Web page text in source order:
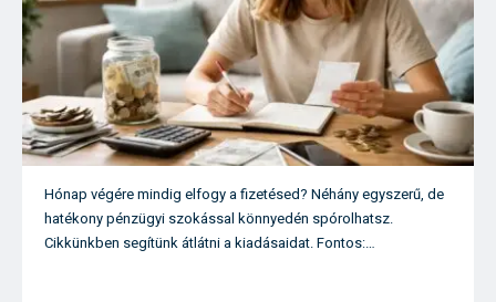
Hónap végére mindig elfogy a fizetésed? Néhány egyszerű, de
hatékony pénzügyi szokással könnyedén spórolhatsz.
Cikkünkben segítünk átlátni a kiadásaidat. Fontos:…